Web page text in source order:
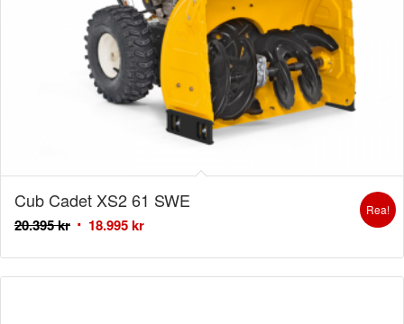
Cub Cadet XS2 61 SWE
20.395kr 18.995kr
Rea!